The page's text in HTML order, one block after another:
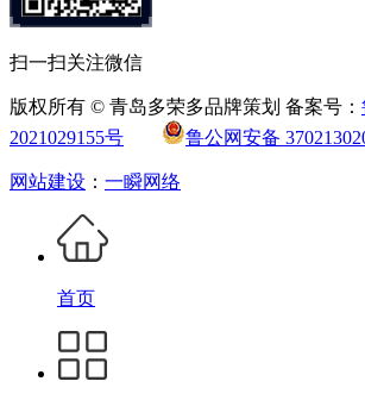
扫一扫关注微信
版权所有 © 青岛多荣多品牌策划 备案号：
2021029155号
鲁公网安备
网站建设 ： 一瞬网络
首页